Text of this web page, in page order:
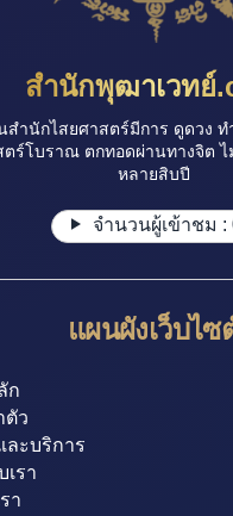
สำนักพุฒาเวทย์
นสำนักไสยศาสตร์มีการ ดูดวง
ตร์โบราณ ตกทอดผ่านทางจิต ไ
หลายสิบปี
จำนวนผู้เข้าชม :
แผนผังเว็บไซ
ก
ตัว
ละบริการ
เรา
า